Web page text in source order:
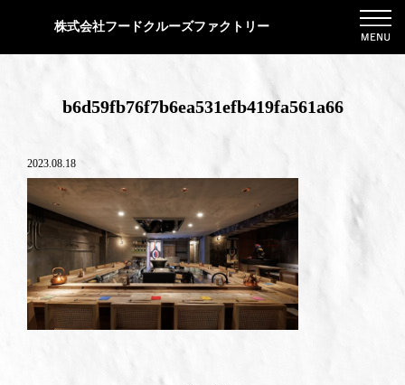
株式会社フードクルーズファクトリー
b6d59fb76f7b6ea531efb419fa561a66
2023.08.18